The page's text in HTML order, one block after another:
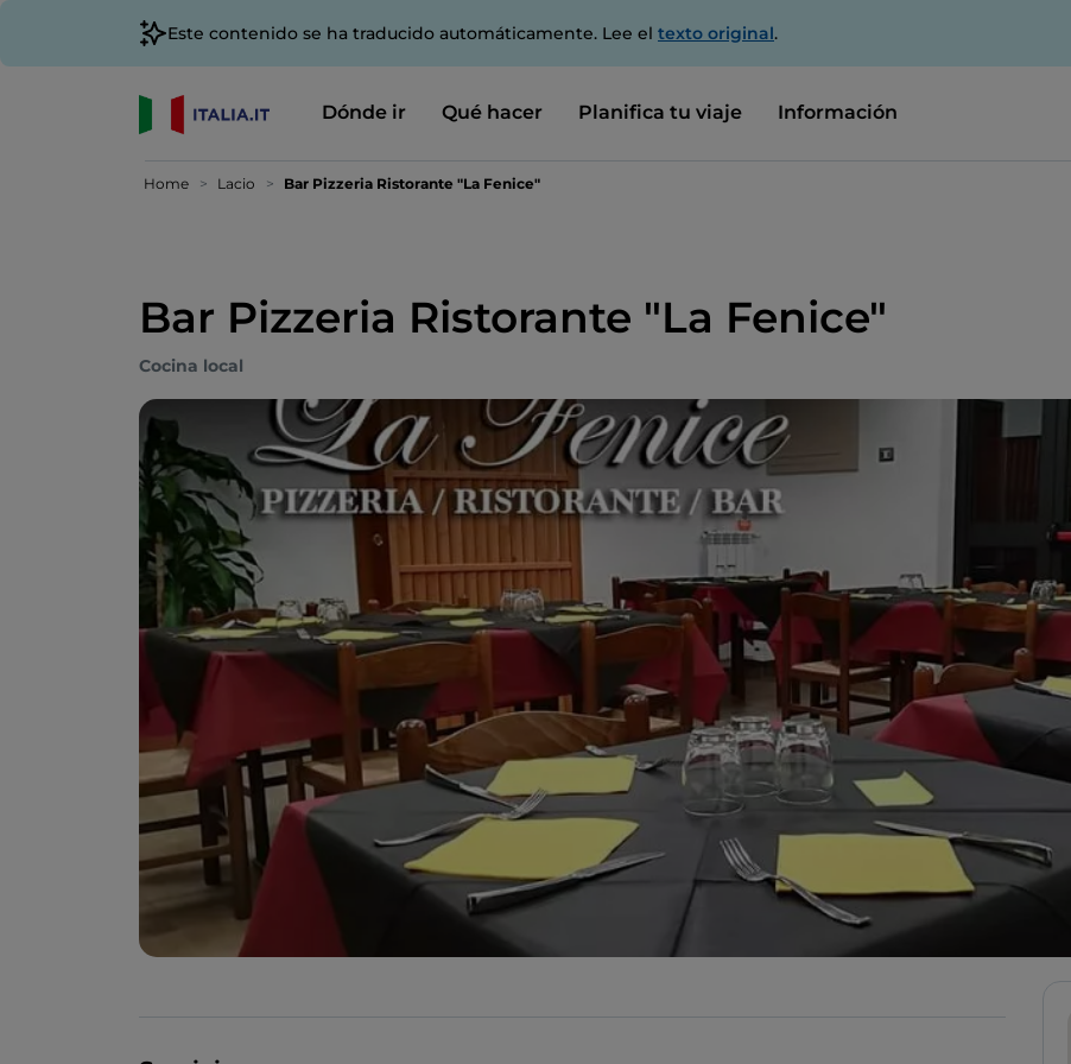
Este contenido se ha traducido automáticamente. Lee el texto original.
Dónde ir Qué hacer Planifica tu viaje Información
Home Lacio Bar Pizzeria Ristorante "La Fenice"
Bar Pizzeria Ristorante "La Fenice"
Cocina local